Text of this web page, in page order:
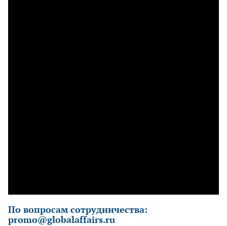
По вопросам сотрудничества:
promo@globalaffairs.ru